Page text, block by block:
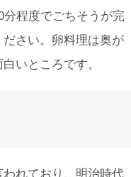
程度でごちそうが完
さい。卵料理は奥が
いところです。
れており、明治時代